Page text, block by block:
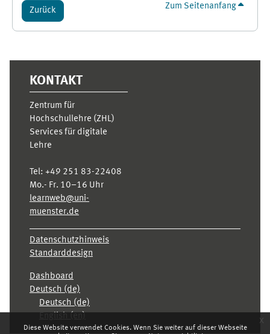
Diese Website verwendet Cookies. Wenn Sie weiter auf dieser Webseite
x
Zurück Zum Seitenanfang
KONTAKT
Zentrum für
Hochschullehre (ZHL)
Services für digitale
Lehre
Tel: +49 251 83-22408
Mo.- Fr. 10–16 Uhr
learnweb@uni-
muenster.de
Datenschutzhinweis
Standarddesign
Dashboard
Deutsch ‎(de)‎
Deutsch ‎(de)‎